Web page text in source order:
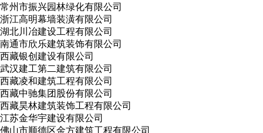
常州市振兴园林绿化有限公司
浙江高明幕墙装潢有限公司
湖北川冶建设工程有限公司
南通市欣乐建筑装饰有限公司
西藏银创建设有限公司
武汉建工第二建筑有限公司
西藏凌和建筑工程有限公司
西藏中驰集团股份有限公司
西藏昊林建筑装饰工程有限公司
江苏金华宇建设有限公司
佛山市顺德区金方建筑工程有限公司